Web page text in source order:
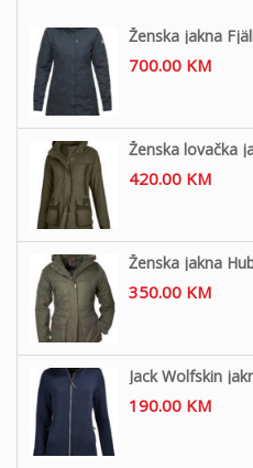
Ženska jakna
700.00 KM
Ženska lovačka
420.00 KM
Ženska jakna
350.00 KM
Jack Wolfskin
190.00 KM